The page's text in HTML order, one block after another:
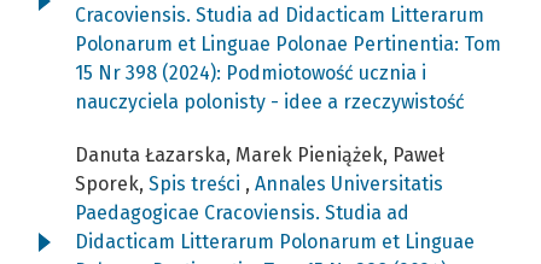
Cracoviensis. Studia ad Didacticam Litterarum
Polonarum et Linguae Polonae Pertinentia: Tom
15 Nr 398 (2024): Podmiotowość ucznia i
nauczyciela polonisty - idee a rzeczywistość
Danuta Łazarska, Marek Pieniążek, Paweł
Sporek, Spis treści , Annales Universitatis
Paedagogicae Cracoviensis. Studia ad
Didacticam Litterarum Polonarum et Linguae